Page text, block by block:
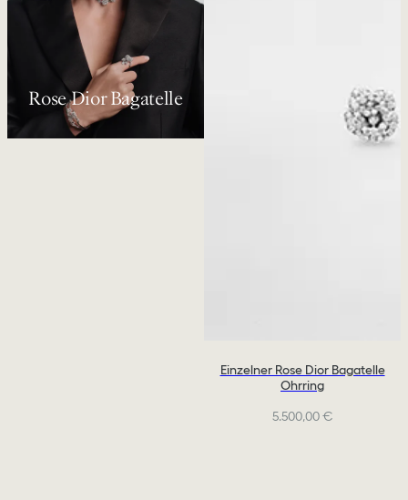
Rose Dior Bagatelle
Einzelner Rose Dior Bagatelle
Ohrring
5.500,00 €